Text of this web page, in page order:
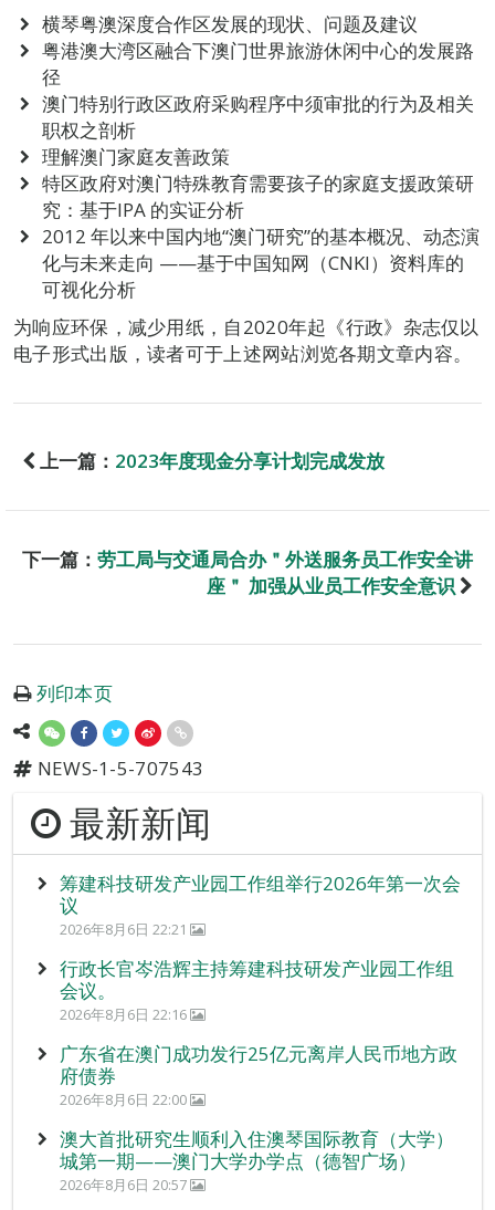
横琴粤澳深度合作区发展的现状、问题及建议
粤港澳大湾区融合下澳门世界旅游休闲中心的发展路
径
澳门特别行政区政府采购程序中须审批的行为及相关
职权之剖析
理解澳门家庭友善政策
特区政府对澳门特殊教育需要孩子的家庭支援政策研
究：基于IPA 的实证分析
2012 年以来中国内地“澳门研究”的基本概况、动态演
化与未来走向 ——基于中国知网（CNKI）资料库的
可视化分析
为响应环保，减少用纸，自2020年起《行政》杂志仅以
电子形式出版，读者可于上述网站浏览各期文章内容。
上一篇： 2023年度现金分享计划完成发放
下一篇： 劳工局与交通局合办＂外送服务员工作安全讲
座＂ 加强从业员工作安全意识
列印本页
NEWS-1-5-707543
最新新闻
筹建科技研发产业园工作组举行2026年第一次会
议
2026年8月6日 22:21
行政长官岑浩辉主持筹建科技研发产业园工作组
会议。
2026年8月6日 22:16
广东省在澳门成功发行25亿元离岸人民币地方政
府债券
2026年8月6日 22:00
澳大首批研究生顺利入住澳琴国际教育（大学）
城第一期——澳门大学办学点（德智广场）
2026年8月6日 20:57